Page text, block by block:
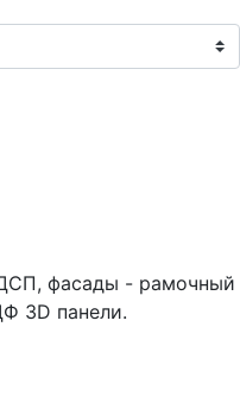
фасады - рамочный
3D панели.